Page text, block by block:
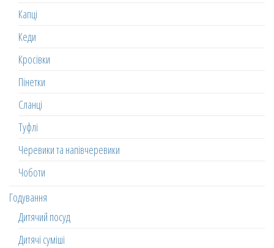
Капці
Кеди
Кросівки
Пінетки
Сланці
Туфлі
Черевики та напівчеревики
Чоботи
Годування
Дитячий посуд
Дитячі суміші